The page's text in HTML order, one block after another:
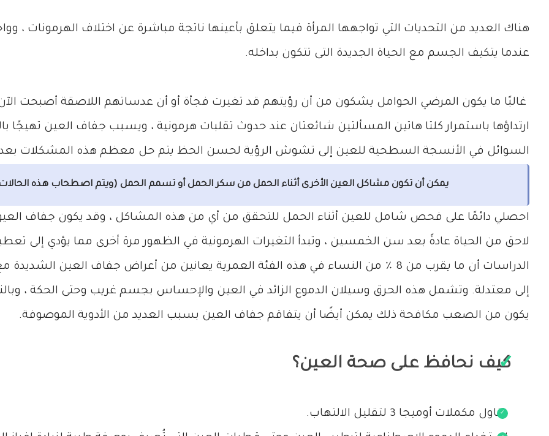
هناك العديد من التحديات التي تواجهها المرأة فيما يتعلق بأعينها ناتجة مباشرة عن اختلاف الهرمونات ،
عندما يتكيف الجسم مع الحياة الجديدة التى تتكون بداخله.
غالبًا ما يكون المرضي الحوامل يشكون من أن رؤيتهم قد تغيرت فجأة أو أن عدساتهم اللاصقة أصبحت
ارتداؤها باستمرار كلتا هاتين المسألتين شائعتان عند حدوث تقلبات هرمونية ، ويسبب جفاف العين
السوائل في الأنسجة السطحية للعين إلى تشوش الرؤية لحسن الحظ يتم حل معظم هذه المشكلات بعد
يمكن أن تكون مشاكل العين الأخرى أثناء الحمل من سكر الحمل أو تسمم الحمل (ويتم اصطحاب هذه
احصلي دائمًا على فحص شامل للعين أثناء الحمل للتحقق من أي من هذه المشاكل ، وقد يكون جفاف
لاحق من الحياة عادةً بعد سن الخمسين ، وتبدأ التغيرات الهرمونية في الظهور مرة أخرى مما يؤدي إلى
الدراسات أن ما يقرب من 8 ٪ من النساء في هذه الفئة العمرية يعانين من أعراض جفاف العين
إلى معتدلة. وتشمل هذه الحرق وسيلان الدموع الزائد في العين والإحساس بجسم غريب وحتى الحكة ،
يكون من الصعب مكافحة ذلك يمكن أيضًا أن يتفاقم جفاف العين بسبب العديد من الأدوية الموصوفة.
كيف نحافظ على صحة العين؟
تناول مكملات أوميجا 3 لتقليل الالتهاب.